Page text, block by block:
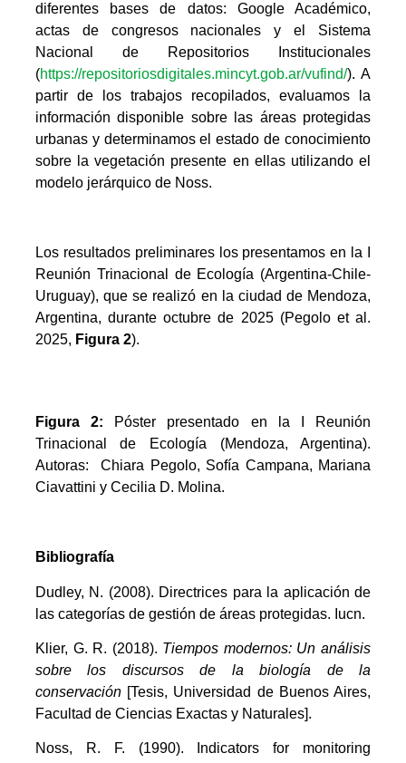
diferentes bases de datos: Google Académico,
actas de congresos nacionales y el Sistema
Nacional de Repositorios Institucionales
(https://repositoriosdigitales.mincyt.gob.ar/vufind/). A
partir de los trabajos recopilados, evaluamos la
información disponible sobre las áreas protegidas
urbanas y determinamos el estado de conocimiento
sobre la vegetación presente en ellas utilizando el
modelo jerárquico de Noss.
Los resultados preliminares los presentamos en la I
Reunión Trinacional de Ecología (Argentina-Chile-
Uruguay), que se realizó en la ciudad de Mendoza,
Argentina, durante octubre de 2025 (Pegolo et al.
2025, Figura 2).
Figura 2:
Póster presentado en la I Reunión
Trinacional de Ecología (Mendoza, Argentina).
Autoras: Chiara Pegolo, Sofía Campana, Mariana
Ciavattini y Cecilia D. Molina.
Bibliografía
Dudley, N. (2008). Directrices para la aplicación de
las categorías de gestión de áreas protegidas. Iucn.
Klier, G. R. (2018). Tiempos modernos: Un análisis
sobre los discursos de la biología de la
conservación[Tesis, Universidad de Buenos Aires,
Facultad de Ciencias Exactas y Naturales].
Noss, R. F. (1990). Indicators for monitoring